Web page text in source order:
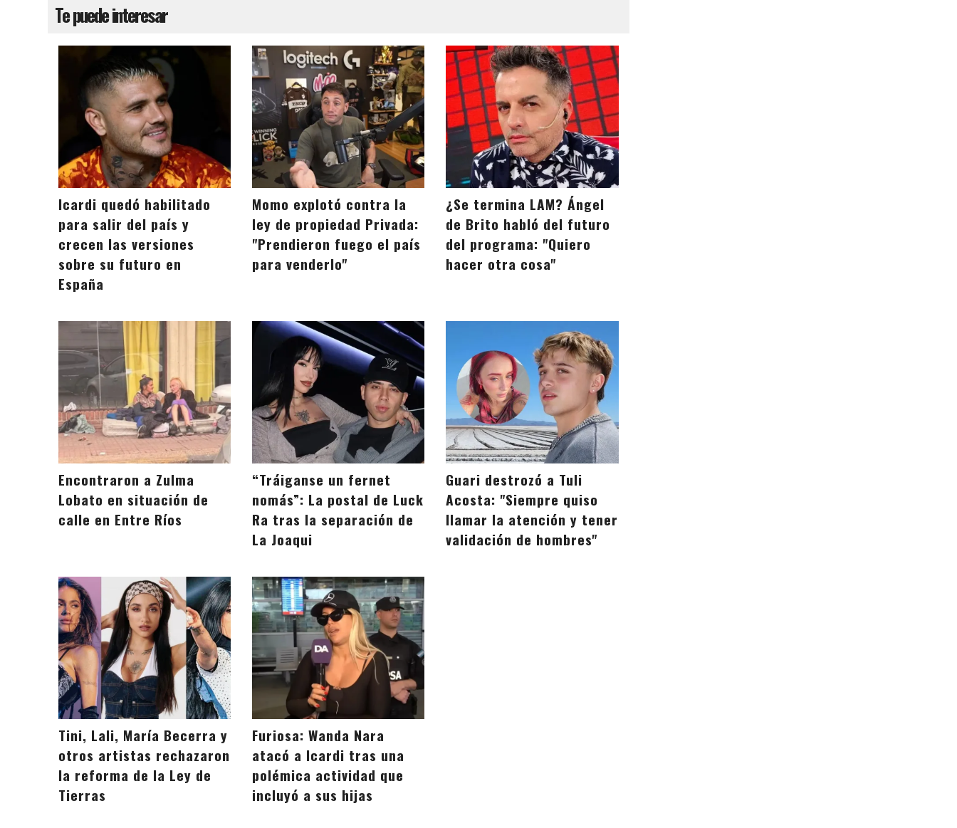
Te puede interesar
Icardi quedó habilitado
para salir del país y
crecen las versiones
sobre su futuro en
España
Momo explotó contra la
ley de propiedad Privada:
"Prendieron fuego el país
para venderlo"
¿Se termina LAM? Ángel
de Brito habló del futuro
del programa: "Quiero
hacer otra cosa"
Encontraron a Zulma
Lobato en situación de
calle en Entre Ríos
“Tráiganse un fernet
nomás”: La postal de Luck
Ra tras la separación de
La Joaqui
Guari destrozó a Tuli
Acosta: "Siempre quiso
llamar la atención y tener
validación de hombres"
Tini, Lali, María Becerra y
otros artistas rechazaron
la reforma de la Ley de
Tierras
Furiosa: Wanda Nara
atacó a Icardi tras una
polémica actividad que
incluyó a sus hijas